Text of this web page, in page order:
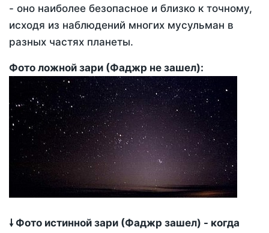
- оно наиболее безопасное и близко к точному,
исходя из наблюдений многих мусульман в
разных частях планеты.
Фото ложной зари (Фаджр не зашел):
🠗 Фото истинной зари (Фаджр зашел) - когда